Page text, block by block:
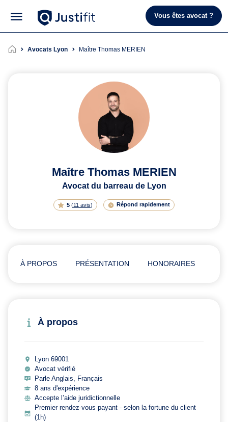
Vous êtes avocat ?
Avocats Lyon Maître Thomas MERIEN
Maître Thomas MERIEN
Avocat du barreau de Lyon
5 (11 avis) Répond rapidement
À PROPOS PRÉSENTATION HONORAIRES
À propos
Lyon 69001
Avocat vérifié
Parle Anglais, Français
8 ans d'expérience
Accepte l’aide juridictionnelle
Premier rendez-vous payant - selon la fortune du client
(1h)